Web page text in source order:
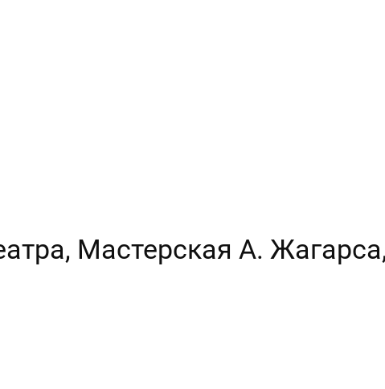
Мастерская А.